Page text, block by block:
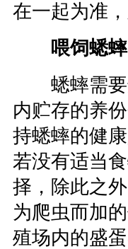
在一起为准
喂饲蟋蟀
蟋蟀需要
内贮存的养
持蟋蟀的健
若没有适当
择，除此之
为爬虫而加
殖场内的盛